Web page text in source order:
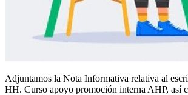
Adjuntamos la Nota Informativa relativa al
HH. Curso apoyo promoción interna AHP, así